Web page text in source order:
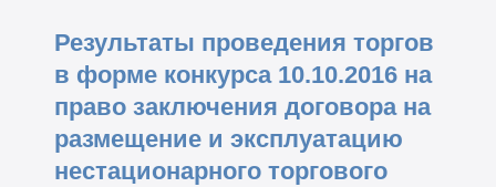
Результаты проведения торгов
в форме конкурса 10.10.2016 на
право заключения договора на
размещение и эксплуатацию
нестационарного торгового